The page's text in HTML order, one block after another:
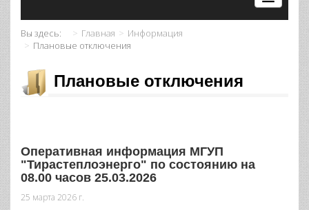
Вы здесь: Главная
Информация
Плановые отключения
Плановые отключения
Оперативная информация МГУП
"Тирастеплоэнерго" по состоянию на
08.00 часов 25.03.2026
25 марта 2026 г.